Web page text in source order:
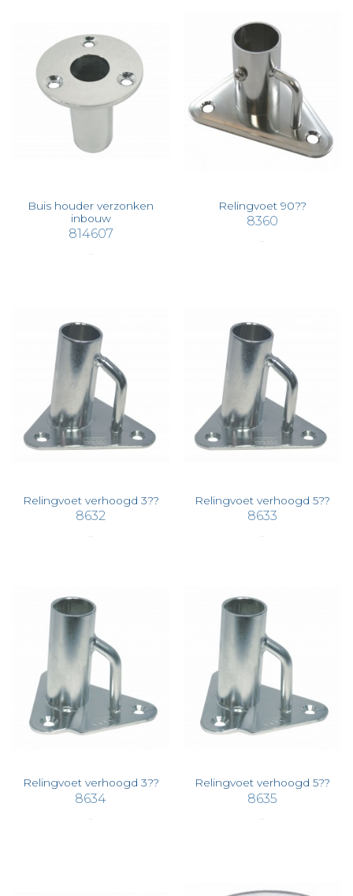
Buis houder verzonken
inbouw
814607
Relingvoet 90??
8360
Relingvoet verhoogd 3??
8632
Relingvoet verhoogd 5??
8633
Relingvoet verhoogd 3??
8634
Relingvoet verhoogd 5??
8635